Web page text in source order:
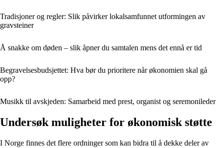
Tradisjoner og regler: Slik påvirker lokalsamfunnet utformingen av
gravsteiner
Å snakke om døden – slik åpner du samtalen mens det ennå er tid
Begravelsesbudsjettet: Hva bør du prioritere når økonomien skal gå
opp?
Musikk til avskjeden: Samarbeid med prest, organist og seremoni­leder
Undersøk muligheter for økonomisk støtte
I Norge finnes det flere ordninger som kan bidra til å dekke deler av